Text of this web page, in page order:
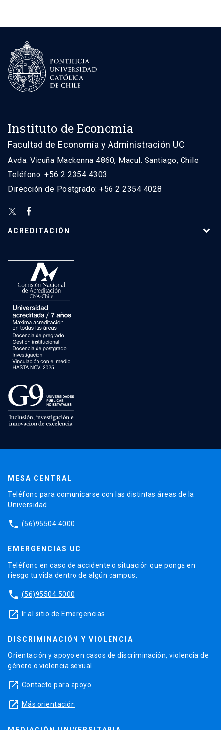
Instituto de Economía
Facultad de Economía y Administración UC
Avda. Vicuña Mackenna 4860, Macul. Santiago, Chile
Teléfono: +56 2 2354 4303
Dirección de Postgrado: +56 2 2354 4028
ACREDITACIÓN
MESA CENTRAL
Teléfono para comunicarse con las distintas áreas de la
Universidad.
phone (56)95504 4000
EMERGENCIAS UC
Teléfono en caso de accidente o situación que ponga en
riesgo tu vida dentro de algún campus.
phone (56)95504 5000
launch Ir al sitio de Emergencias
DISCRIMINACIÓN Y VIOLENCIA
Orientación y apoyo en casos de discriminación, violencia de
género o violencia sexual.
launch Contacto para apoyo
launch Más orientación